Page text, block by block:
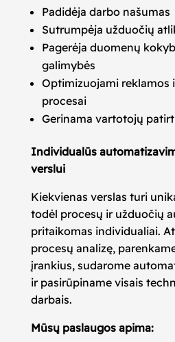
Padidėja darbo našumas
Sutrumpėja užduočių
Pagerėja duomenų
galimybės
Optimizuojami reklamos
procesai
Gerinama vartotojų
Individualūs
verslui
Kiekvienas verslas turi
todėl procesų ir užduočių
pritaikomas individualiai.
procesų analizę,
įrankius, sudarome
ir pasirūpiname visais
darbais.
Mūsų paslaugos apima: